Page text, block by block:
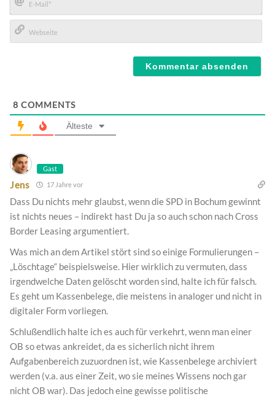
E-
Mail*
8 COMMENTS
Älteste
Gast
Jens 17 Jahre vor
Dass Du nichts mehr glaubst, wenn die SPD in Bochum gewinnt
ist nichts neues – indirekt hast Du ja so auch schon nach Cross
Border Leasing argumentiert.
Was mich an dem Artikel stört sind so einige Formulierungen –
„Löschtage“ beispielsweise. Hier wirklich zu vermuten, dass
irgendwelche Daten gelöscht worden sind, halte ich für falsch.
Es geht um Kassenbelege, die meistens in analoger und nicht in
digitaler Form vorliegen.
Schlußendlich halte ich es auch für verkehrt, wenn man einer
OB so etwas ankreidet, da es sicherlich nicht ihrem
Aufgabenbereich zuzuordnen ist, wie Kassenbelege archiviert
werden (v.a. aus einer Zeit, wo sie meines Wissens noch gar
nicht OB war). Das jedoch eine gewisse politische